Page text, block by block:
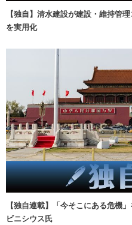
【独自】清水建設が建設・維持管
を実用化
【独自連載】「今そこにある危機
ビニシウス氏